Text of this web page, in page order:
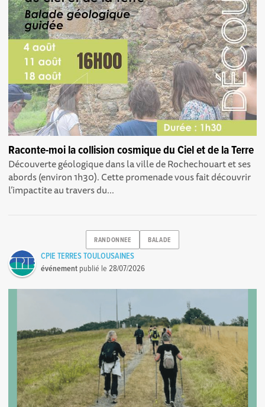
Raconte-moi la collision cosmique du Ciel et de la Terre
Découverte géologique dans la ville de Rochechouart et ses
abords (environ 1h30). Cette promenade vous fait découvrir
l’impactite au travers du...
RANDONNEE BALADE
CPIE TERRES TOULOUSAINES
événement publié le28/07/2026